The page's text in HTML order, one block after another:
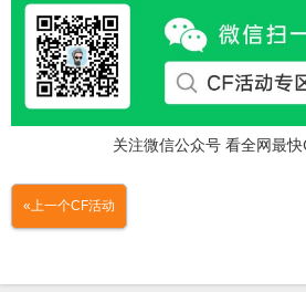
关注微信公众号 看全网最
«上一个CF活动